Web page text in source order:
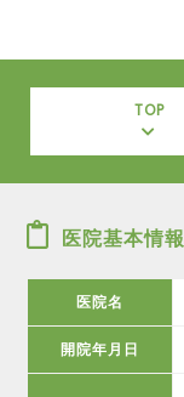
TOP
医院基本情報
医院名
開院年月日